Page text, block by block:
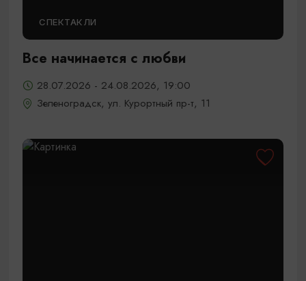
СПЕКТАКЛИ
Все начинается с любви
28.07.2026 - 24.08.2026, 19:00
Зеленоградск, ул. Курортный пр-т, 11